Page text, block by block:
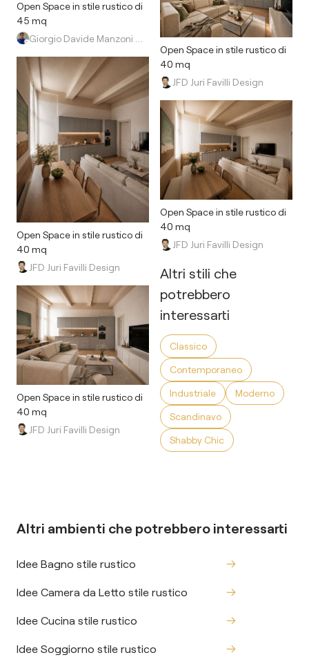
Open Space in stile rustico di
45 mq
Open Space in stile rustico di
40 mq
JFD Juri Favilli Design
Open Space in stile rustico di
40 mq
JFD Juri Favilli Design
Open Space in stile rustico di
40 mq
JFD Juri Favilli Design
Open Space in stile rustico di
40 mq
JFD Juri Favilli Design
Altri stili che
potrebbero
interessarti
Classico
Contemporaneo
Industriale
Moderno
Scandinavo
Shabby Chic
Altri ambienti che potrebbero interessarti
Idee Bagno stile rustico
Idee Camera da Letto stile rustico
Idee Cucina stile rustico
Idee Soggiorno stile rustico